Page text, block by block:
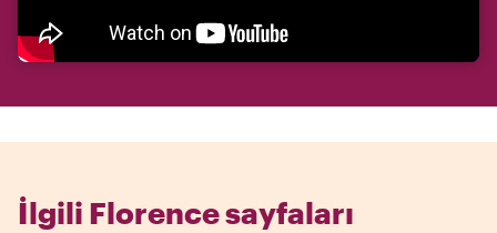
İlgili Florence sayfaları